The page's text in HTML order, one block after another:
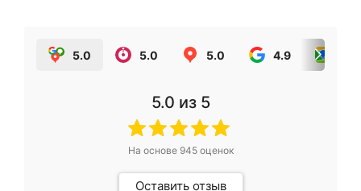
5.0 5.0 5.0 4.9
5.0 из 5
На основе 945оценок
Оставить отзыв